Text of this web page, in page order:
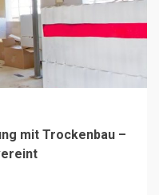
mit Trockenbau –